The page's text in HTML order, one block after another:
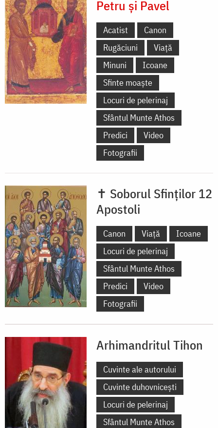
Petru și Pavel
Acatist
Canon
Rugăciuni
Viață
Minuni
Icoane
Sfinte moaște
Locuri de pelerinaj
Sfântul Munte Athos
Predici
Video
Fotografii
✝ Soborul Sfinților 12
Apostoli
Canon Viață
Icoane
Locuri de pelerinaj
Sfântul Munte Athos
Predici
Video
Fotografii
Arhimandritul Tihon
Cuvinte ale autorului
Cuvinte duhovnicești
Locuri de pelerinaj
Sfântul Munte Athos